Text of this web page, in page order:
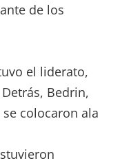
de los
el liderato,
Bedrin,
colocaron ala